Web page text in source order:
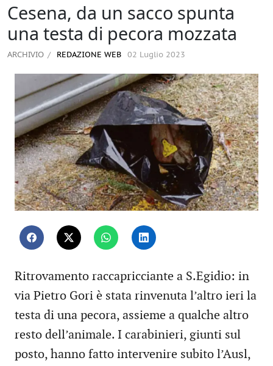
Cesena, da un sacco spunta
una testa di pecora mozzata
ARCHIVIO REDAZIONE WEB 02 Luglio 2023
Ritrovamento raccapricciante a S.Egidio: in
via Pietro Gori è stata rinvenuta l’altro ieri la
testa di una pecora, assieme a qualche altro
resto dell’animale. I carabinieri, giunti sul
posto, hanno fatto intervenire subito l’Ausl,